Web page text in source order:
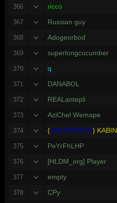
366 ricco
367 Russian guy
368 Adogeorbod
369 superlongcucumber
370 q
371 DANABOL
372 REALantepli
373 AziChel Wemape
374 {UMI7EPATOP} KABIN
375 PeYrFhLHP
376 [HLDM_org] Player
377 empty
378 CPy